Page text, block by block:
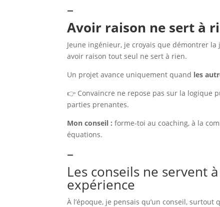
–
Avoir raison ne sert à
Jeune ingénieur, je croyais que démontrer
avoir raison tout seul ne sert à rien.
Un projet avance uniquement quand les
👉 Convaincre ne repose pas sur la logique
parties prenantes.
Mon conseil : forme-toi au coaching, à la
équations.
–
Les conseils ne servent
expérience
À l’époque, je pensais qu’un conseil,